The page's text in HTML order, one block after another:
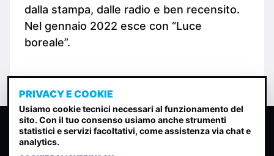
dalla stampa, dalle radio e ben recensito.
Nel gennaio 2022 esce con “Luce
boreale”.
CLASSIFICA INDIE
Classifica per indice di gradimento generata dall analisi di
PRIVACY E COOKIE
Usiamo cookie tecnici necessari al funzionamento del
sito. Con il tuo consenso usiamo anche strumenti
statistici e servizi facoltativi, come assistenza via chat e
analytics.